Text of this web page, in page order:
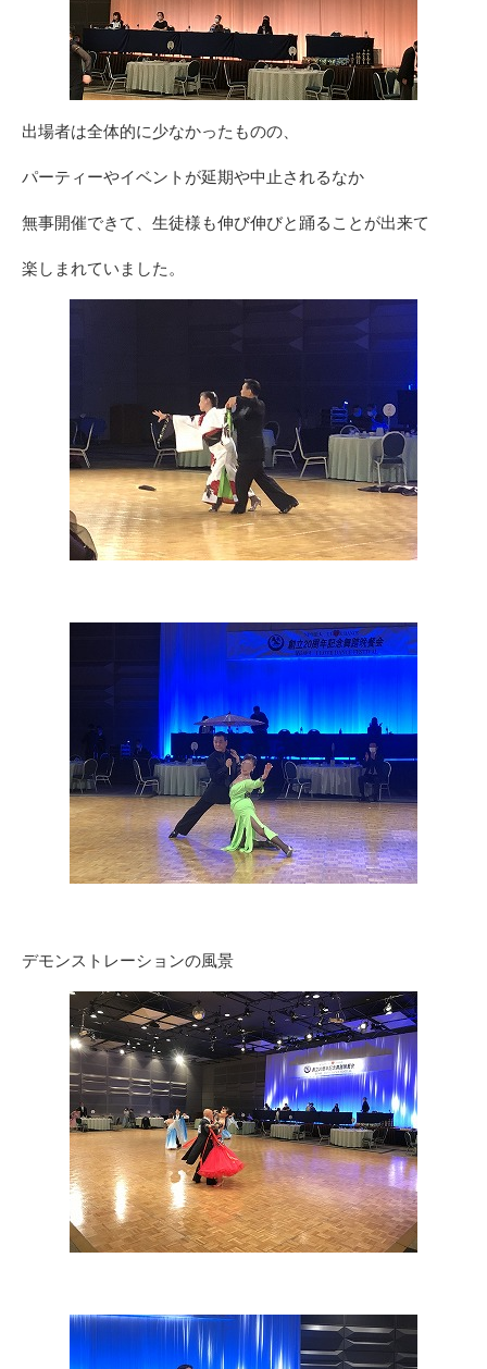
出場者は全体的に少なかったものの、
パーティーやイベントが延期や中止されるなか
無事開催できて、生徒様も伸び伸びと踊ることが出来て
楽しまれていました。
デモンストレーションの風景